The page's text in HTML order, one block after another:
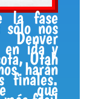
la fase
sólo nos
en ida y
Utah
harán
finales.
que